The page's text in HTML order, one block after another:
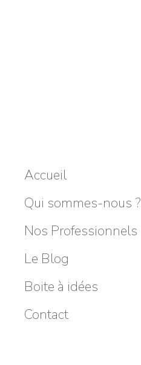
Accueil
Qui sommes-nous ?
Nos Professionnels
Le Blog
Boite à idées
Contact